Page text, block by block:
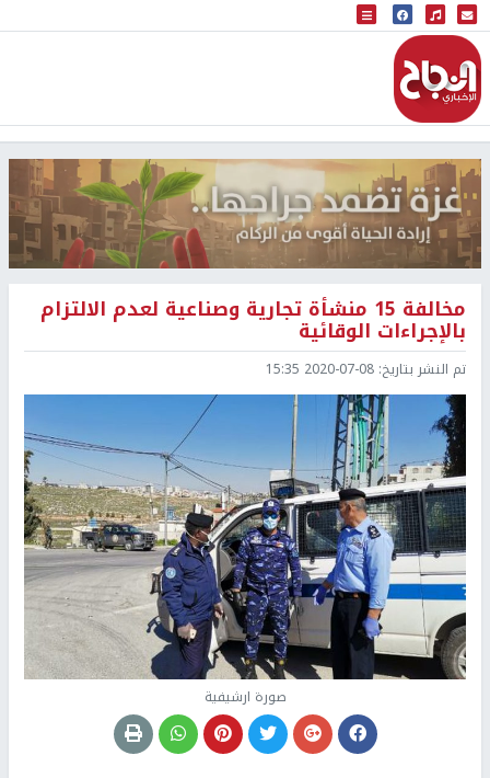
البث المباشر
إذاعة النجاح
مخالفة 15 منشأة تجارية وصناعية لعدم الالتزام
بالإجراءات الوقائية
تم النشر بتاريخ: 2020-07-08 15:35
صورة ارشيفية